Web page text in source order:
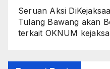
Seruan Aksi
Tulang Bawang akan
terkait OKNUM